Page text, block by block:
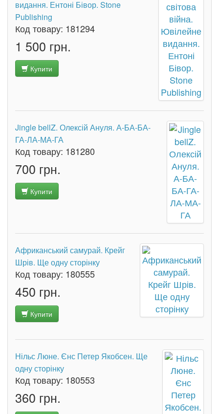
видання. Ентоні Бівор. Stone
Publishing
Код товару: 181294
1 500 грн.
Купити
Jingle bellZ. Олексій Ануля. А-БА-БА-
ГА-ЛА-МА-ГА
Код товару: 181280
700 грн.
Купити
Африканський самурай. Крейг
Шрів. Ще одну сторінку
Код товару: 180555
450 грн.
Купити
Нільс Люне. Єнс Петер Якобсен. Ще
одну сторінку
Код товару: 180553
360 грн.